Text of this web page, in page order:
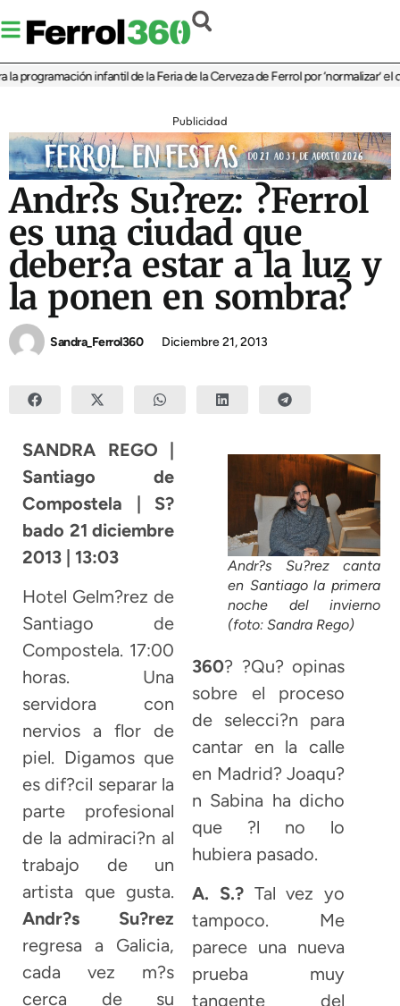
infantil de la Feria de la Cerveza de Ferrol por ‘normalizar’ el
Publicidad
Andr?s Su?rez: ?Ferrol
es una ciudad que
deber?a estar a la luz y
la ponen en sombra?
Sandra_Ferrol360 Diciembre 21, 2013
SANDRA REGO |
Santiago de
Compostela | S?
bado 21 diciembre
2013 | 13:03
Hotel Gelm?rez de
Santiago de
Compostela. 17:00
horas. Una
servidora con
nervios a flor de
piel. Digamos que
es dif?cil separar la
parte profesional
de la admiraci?n al
trabajo de un
artista que gusta.
Andr?s Su?rez
regresa a Galicia,
cada vez m?s
cerca de su
Andr?s Su?rez canta
en Santiago la primera
noche del invierno
(foto: Sandra Rego)
360? ?Qu? opinas
sobre el proceso
de selecci?n para
cantar en la calle
en Madrid? Joaqu?
n Sabina ha dicho
que ?l no lo
hubiera pasado.
A. S.?Tal vez yo
tampoco. Me
parece una nueva
prueba muy
tangente del